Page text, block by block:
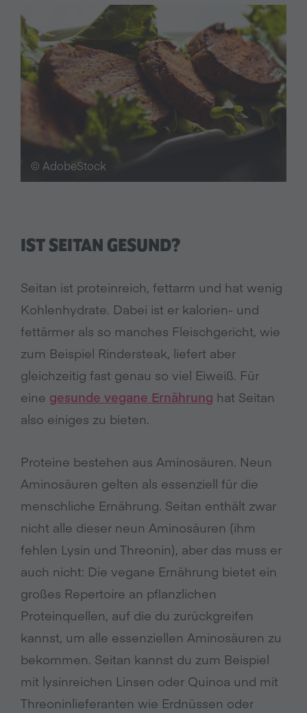
© AdobeStock
IST SEITAN GESUND?
Seitan ist proteinreich, fettarm und hat wenig
Kohlenhydrate. Dabei ist er kalorien- und
fettärmer als so manches Fleischgericht, wie
zum Beispiel Rindersteak, liefert aber
gleichzeitig fast genau so viel Eiweiß. Für
eine gesunde vegane Ernährung hat Seitan
also einiges zu bieten.
Proteine bestehen aus Aminosäuren. Neun
Aminosäuren gelten als essenziell für die
menschliche Ernährung. Seitan enthält zwar
nicht alle dieser neun Aminosäuren (ihm
fehlen Lysin und Threonin), aber das muss er
auch nicht: Die vegane Ernährung bietet ein
großes Repertoire an pflanzlichen
Proteinquellen, auf die du zurückgreifen
kannst, um alle essenziellen Aminosäuren zu
bekommen. Seitan kannst du zum Beispiel
mit lysinreichen Linsen oder Quinoa und mit
Threoninlieferanten wie Erdnüssen oder